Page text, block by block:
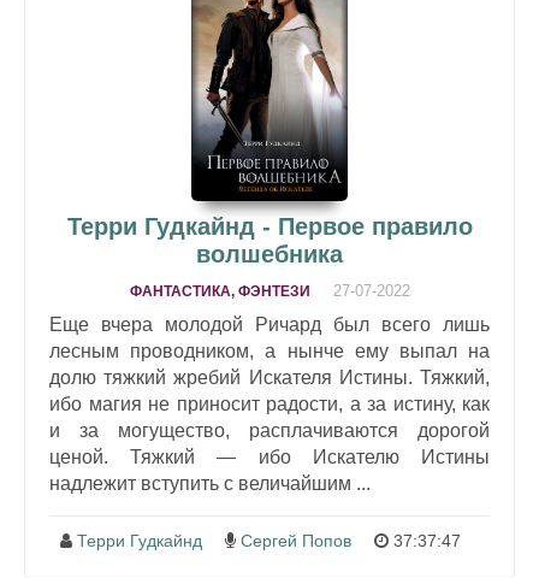
Терри Гудкайнд - Первое правило
волшебника
ФАНТАСТИКА, ФЭНТЕЗИ 27-07-2022
Еще вчера молодой Ричард был всего лишь
лесным проводником, а нынче ему выпал на
долю тяжкий жребий Искателя Истины. Тяжкий,
ибо магия не приносит радости, а за истину, как
и за могущество, расплачиваются дорогой
ценой. Тяжкий — ибо Искателю Истины
надлежит вступить с величайшим ...
Терри Гудкайнд Сергей Попов 37:37:47